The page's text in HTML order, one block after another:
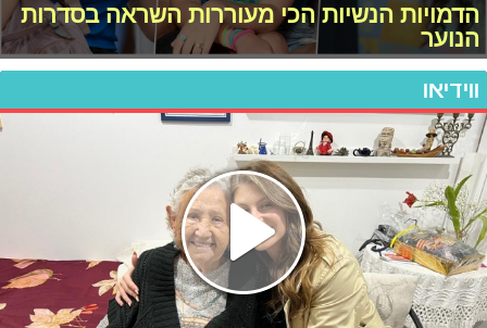
הדמויות הנשיות הכי מעוררות השראה בסדרות
הנוער
ווידיאו